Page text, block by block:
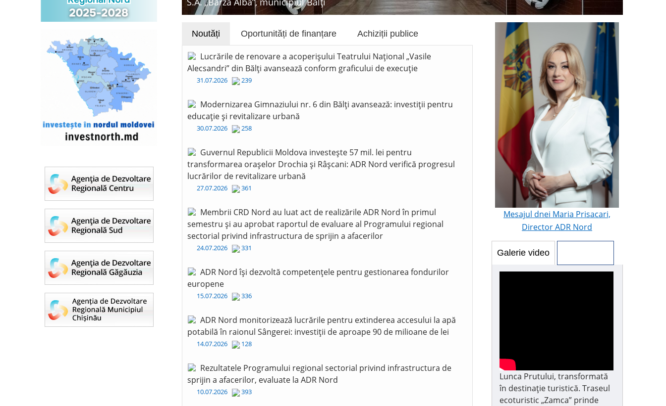
Noutăți Oportunități de finanțare Achiziții publice
Lucrările de renovare a acoperișului Teatrului Național „Vasile
Alecsandri” din Bălți avansează conform graficului de execuție
31.07.2026 239
Modernizarea Gimnaziului nr. 6 din Bălți avansează: investiții pentru
educație și revitalizare urbană
30.07.2026 258
Guvernul Republicii Moldova investește 57 mil. lei pentru
transformarea orașelor Drochia și Râșcani: ADR Nord verifică progresul
lucrărilor de revitalizare urbană
27.07.2026 361
Membrii CRD Nord au luat act de realizările ADR Nord în primul
semestru și au aprobat raportul de evaluare al Programului regional
sectorial privind infrastructura de sprijin a afacerilor
24.07.2026 331
ADR Nord își dezvoltă competențele pentru gestionarea fondurilor
europene
15.07.2026 336
ADR Nord monitorizează lucrările pentru extinderea accesului la apă
potabilă în raionul Sângerei: investiții de aproape 90 de milioane de lei
14.07.2026 128
Rezultatele Programului regional sectorial privind infrastructura de
sprijin a afacerilor, evaluate la ADR Nord
10.07.2026 393
Mesajul dnei Maria Prisacari,
Director ADR Nord
Galerie video
Lunca Prutului, transformată
în destinație turistică. Traseul
ecoturistic „Zamca” prinde